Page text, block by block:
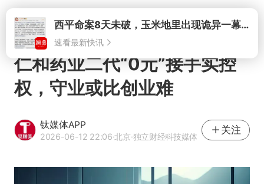
打开西平命案8天未破，玉米地里出现诡异一幕，我突然想起了欧金中
速看最新快讯
仁和药业二代“0元”接手实控
权，守业或比创业难
钛媒体APP
2026-06-12 22:06·北京·独立财经科技媒体
关注